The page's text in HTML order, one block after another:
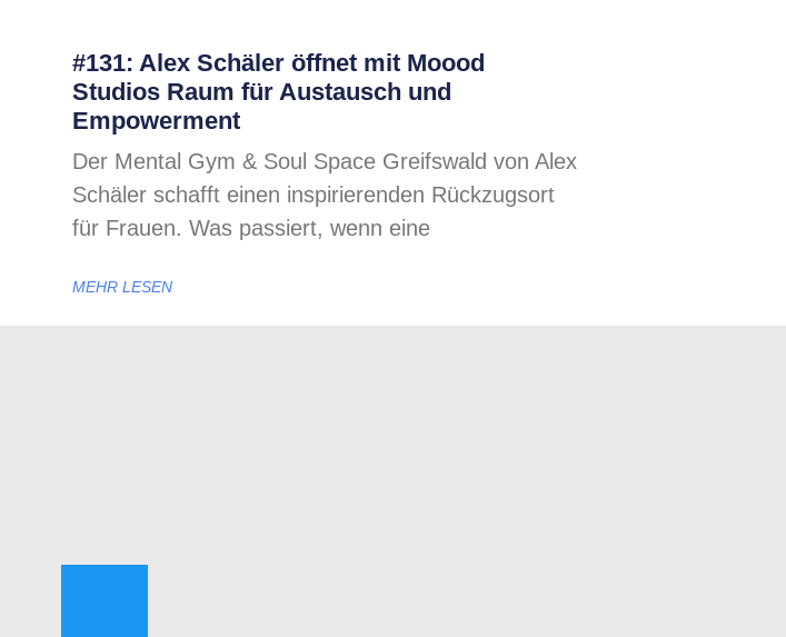
#131: Alex Schäler öffnet mit Moood
Studios Raum für Austausch und
Empowerment
Der Mental Gym & Soul Space Greifswald von Alex
Schäler schafft einen inspirierenden Rückzugsort
für Frauen. Was passiert, wenn eine
MEHR LESEN